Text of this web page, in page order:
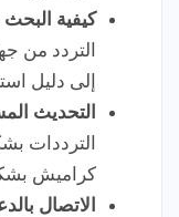
كيفية
التردد من
إلى دليل
التحديث
الترددات
كراميش
الاتصال